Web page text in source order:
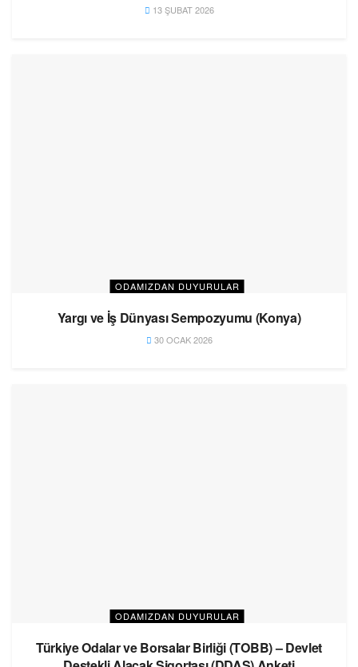
13 ŞUBAT 2026
ODAMIZDAN DUYURULAR
Yargı ve İş Dünyası Sempozyumu (Konya)
30 OCAK 2026
ODAMIZDAN DUYURULAR
Türkiye Odalar ve Borsalar Birliği (TOBB) – Devlet